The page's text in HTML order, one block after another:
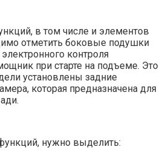
в том числе и элементов
отметить боковые подушки
контроля
при старте на подъеме. Это
установлены задние
которая предназначена для
нужно выделить: